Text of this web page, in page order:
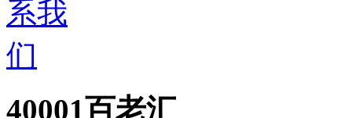
40001百老汇